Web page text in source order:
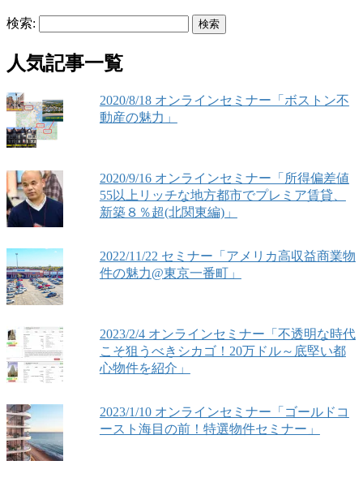
検索:
人気記事一覧
2020/8/18 オンラインセミナー「ボストン不
動産の魅力」
2020/9/16 オンラインセミナー「所得偏差値
55以上リッチな地方都市でプレミア賃貸、
新築８％超(北関東編)」
2022/11/22 セミナー「アメリカ高収益商業物
件の魅力@東京一番町」
2023/2/4 オンラインセミナー「不透明な時代
こそ狙うべきシカゴ！20万ドル～底堅い都
心物件を紹介」
2023/1/10 オンラインセミナー「ゴールドコ
ースト海目の前！特選物件セミナー」